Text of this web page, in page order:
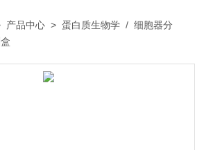
产品中心 >蛋白质生物学 /细胞器分